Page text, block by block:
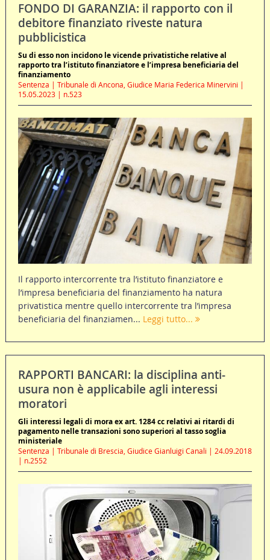
FONDO DI GARANZIA: il rapporto con il
debitore finanziato riveste natura
pubblicistica
Su di esso non incidono le vicende privatistiche relative al
rapporto tra l’istituto finanziatore e l’impresa beneficiaria del
finanziamento
Sentenza | Tribunale di Ancona, Giudice Maria Federica Minervini |
15.05.2023 | n.523
Il rapporto intercorrente tra l’istituto finanziatore e
l’impresa beneficiaria del finanziamento ha natura
privatistica mentre quello intercorrente tra l’impresa
beneficiaria del finanziamen... Leggi tutto...
RAPPORTI BANCARI: la disciplina anti-
usura non è applicabile agli interessi
moratori
Gli interessi legali di mora ex art. 1284 cc relativi ai ritardi di
pagamento nelle transazioni sono superiori al tasso soglia
ministeriale
Sentenza | Tribunale di Brescia, Giudice Gianluigi Canali | 24.09.2018
| n.2552